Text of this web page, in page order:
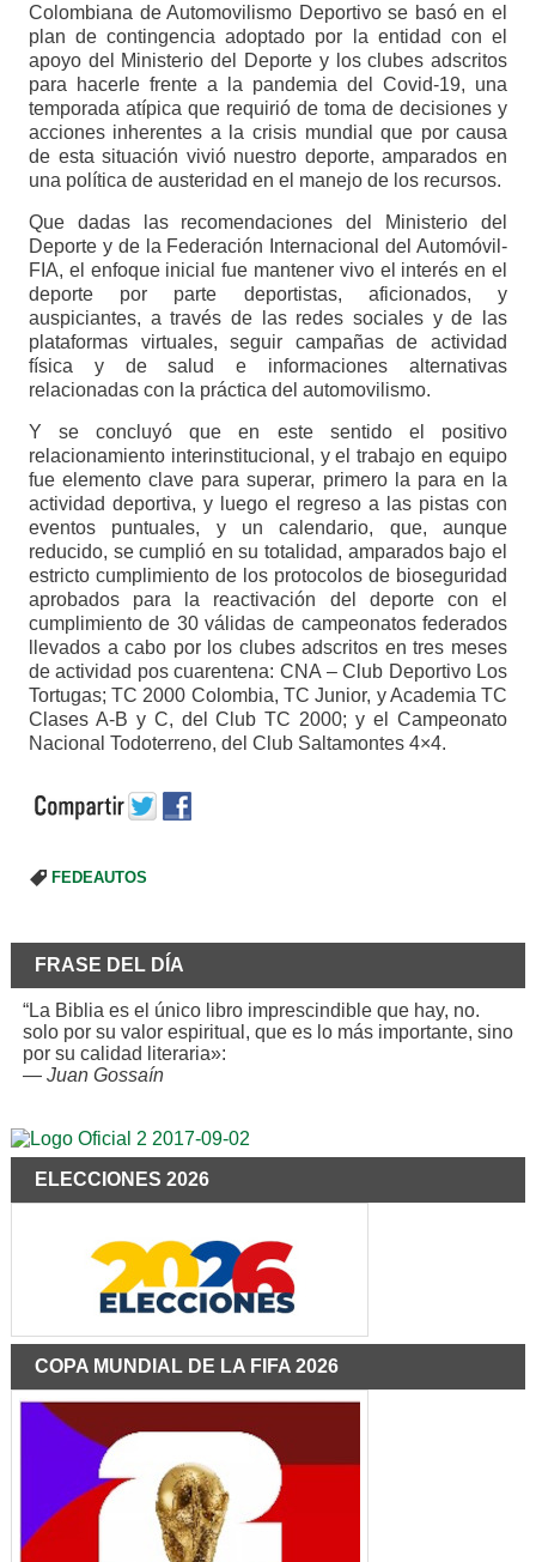
Colombiana de Automovilismo Deportivo se basó en el
plan de contingencia adoptado por la entidad con el
apoyo del Ministerio del Deporte y los clubes adscritos
para hacerle frente a la pandemia del Covid-19, una
temporada atípica que requirió de toma de decisiones y
acciones inherentes a la crisis mundial que por causa
de esta situación vivió nuestro deporte, amparados en
una política de austeridad en el manejo de los recursos.
Que dadas las recomendaciones del Ministerio del
Deporte y de la Federación Internacional del Automóvil-
FIA, el enfoque inicial fue mantener vivo el interés en el
deporte por parte deportistas, aficionados, y
auspiciantes, a través de las redes sociales y de las
plataformas virtuales, seguir campañas de actividad
física y de salud e informaciones alternativas
relacionadas con la práctica del automovilismo.
Y se concluyó que en este sentido el positivo
relacionamiento interinstitucional, y el trabajo en equipo
fue elemento clave para superar, primero la para en la
actividad deportiva, y luego el regreso a las pistas con
eventos puntuales, y un calendario, que, aunque
reducido, se cumplió en su totalidad, amparados bajo el
estricto cumplimiento de los protocolos de bioseguridad
aprobados para la reactivación del deporte con el
cumplimiento de 30 válidas de campeonatos federados
llevados a cabo por los clubes adscritos en tres meses
de actividad pos cuarentena: CNA – Club Deportivo Los
Tortugas; TC 2000 Colombia, TC Junior, y Academia TC
Clases A-B y C, del Club TC 2000; y el Campeonato
Nacional Todoterreno, del Club Saltamontes 4×4.
FEDEAUTOS
FRASE DEL DÍA
“La Biblia es el único libro imprescindible que hay, no.
solo por su valor espiritual, que es lo más importante, sino
por su calidad literaria»:
— Juan Gossaín
ELECCIONES 2026
COPA MUNDIAL DE LA FIFA 2026